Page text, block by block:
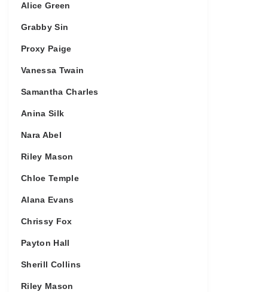
Alice Green
Grabby Sin
Proxy Paige
Vanessa Twain
Samantha Charles
Anina Silk
Nara Abel
Riley Mason
Chloe Temple
Alana Evans
Chrissy Fox
Payton Hall
Sherill Collins
Riley Mason